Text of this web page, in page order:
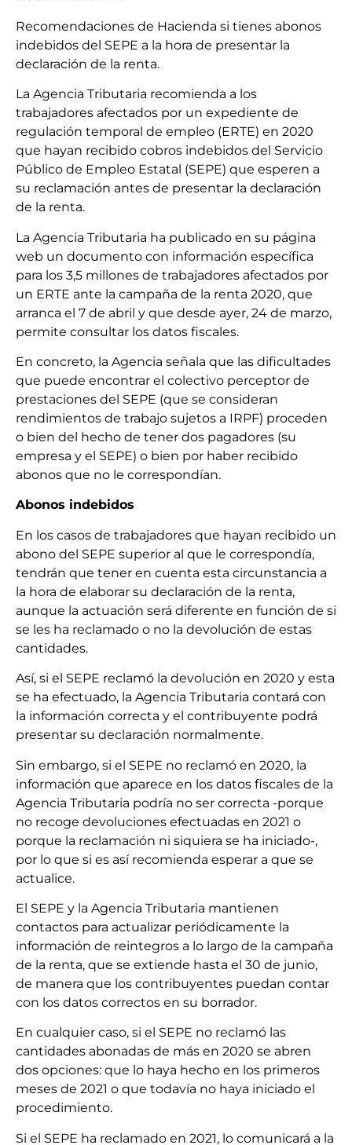
Recomendaciones de Hacienda si tienes abonos
indebidos del SEPE a la hora de presentar la
declaración de la renta.
La Agencia Tributaria recomienda a los
trabajadores afectados por un expediente de
regulación temporal de empleo (ERTE) en 2020
que hayan recibido cobros indebidos del Servicio
Público de Empleo Estatal (SEPE) que esperen a
su reclamación antes de presentar la declaración
de la renta.
La Agencia Tributaria ha publicado en su página
web un documento con información específica
para los 3,5 millones de trabajadores afectados por
un ERTE ante la campaña de la renta 2020, que
arranca el 7 de abril y que desde ayer, 24 de marzo,
permite consultar los datos fiscales.
En concreto, la Agencia señala que las dificultades
que puede encontrar el colectivo perceptor de
prestaciones del SEPE (que se consideran
rendimientos de trabajo sujetos a IRPF) proceden
o bien del hecho de tener dos pagadores (su
empresa y el SEPE) o bien por haber recibido
abonos que no le correspondían.
Abonos indebidos
En los casos de trabajadores que hayan recibido un
abono del SEPE superior al que le correspondía,
tendrán que tener en cuenta esta circunstancia a
la hora de elaborar su declaración de la renta,
aunque la actuación será diferente en función de si
se les ha reclamado o no la devolución de estas
cantidades.
Así, si el SEPE reclamó la devolución en 2020 y esta
se ha efectuado, la Agencia Tributaria contará con
la información correcta y el contribuyente podrá
presentar su declaración normalmente.
Sin embargo, si el SEPE no reclamó en 2020, la
información que aparece en los datos fiscales de la
Agencia Tributaria podría no ser correcta -porque
no recoge devoluciones efectuadas en 2021 o
porque la reclamación ni siquiera se ha iniciado-,
por lo que si es así recomienda esperar a que se
actualice.
El SEPE y la Agencia Tributaria mantienen
contactos para actualizar periódicamente la
información de reintegros a lo largo de la campaña
de la renta, que se extiende hasta el 30 de junio,
de manera que los contribuyentes puedan contar
con los datos correctos en su borrador.
En cualquier caso, si el SEPE no reclamó las
cantidades abonadas de más en 2020 se abren
dos opciones: que lo haya hecho en los primeros
meses de 2021 o que todavía no haya iniciado el
procedimiento.
Si el SEPE ha reclamado en 2021, lo comunicará a la